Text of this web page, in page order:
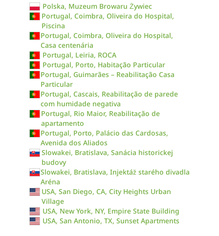
Polska, Muzeum Browaru Żywiec
Portugal, Coimbra, Oliveira do Hospital,
Piscina
Portugal, Coimbra, Oliveira do Hospital,
Casa centenária
Portugal, Leiria, ROCA
Portugal, Porto, Habitação Particular
Portugal, Guimarães – Reabilitação Casa
Particular
Portugal, Cascais, Reabilitação de parede
com humidade negativa
Portugal, Rio Maior, Reabilitação de
apartamento
Portugal, Porto, Palácio das Cardosas,
Avenida dos Aliados
Slowakei, Bratislava, Sanácia historickej
budovy
Slowakei, Bratislava, Injektáž starého divadla
Aréna
USA, San Diego, CA, City Heights Urban
Village
USA, New York, NY, Empire State Building
USA, San Antonio, TX, Sunset Apartments